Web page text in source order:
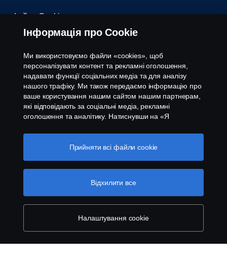
Файли Cookies
Контакти
Система повідомлення про порушення
Налаштування cookies
CV AB (publ). ТОВ "Сканія Україна", 08004,
Київська область, Бучанський район, с.Калинівка,
вул. Київська 37; тел.+380 44 363-0-363
Інформація про Cookie
Ми використовуємо файли «cookies», щоб
персоналізувати контент та рекламні оголошення,
надавати функції соціальних медіа та для аналізу
нашого трафіку. Ми також передаємо інформацію про
ваше користування нашим сайтом нашим партнерам,
які відповідають за соціальні медіа, рекламні
оголошення та аналітику. Натиснувши на «Я
згоду на використання всіх файлів cookies та на
передачу інформації. Ви також можете керувати
ми використовуємо файли cookie, відвідайте сторінку
про cookie на нашому сайті, натиснувши на посилання
під цим текстом. Cookie policy
Налаштування cookie
Відхилити все
Прийняти всі файли сookie